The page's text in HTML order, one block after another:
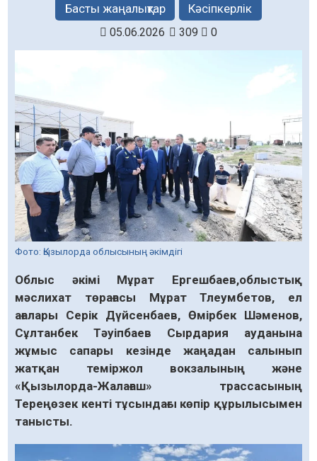
Басты жаңалықтар Кәсіпкерлік
05.06.2026 309 0
Фото: Қызылорда облысының әкімдігі
Облыс әкімі Мұрат Ергешбаев,облыстық
мәслихат төрағасы Мұрат Тлеумбетов, ел
ағалары Серік Дүйсенбаев, Өмірбек Шәменов,
Сұлтанбек Тәуіпбаев Сырдария ауданына
жұмыс сапары кезінде жаңадан салынып
жатқан теміржол вокзалының және
«Қызылорда-Жалағаш» трассасының
Тереңөзек кенті тұсындағы көпір құрылысымен
танысты.